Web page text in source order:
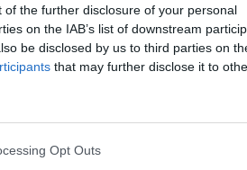
of the further disclosure of your personal
on the IAB’s list of downstream
be disclosed by us to third parties on
that may further disclose it to
Opt Outs